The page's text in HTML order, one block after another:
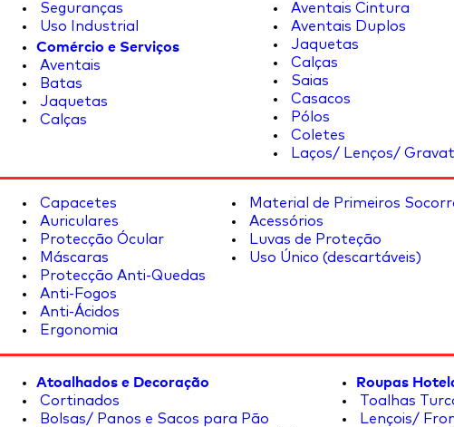
Seguranças
Uso Industrial
Comércio e Serviços
Aventais
Batas
Jaquetas
Calças
Aventais Cintura
Aventais Duplos
Jaquetas
Calças
Saias
Casacos
Pólos
Coletes
Laços/ Lenços/
Capacetes
Auriculares
Protecção Ócular
Máscaras
Protecção Anti-Quedas
Anti-Fogos
Anti-Ácidos
Ergonomia
Material de Primeiros
Acessórios
Luvas de Proteção
Uso Único (descartáveis)
Atoalhados e Decoração
Cortinados
Bolsas/ Panos e Sacos para Pão
Roupas
Toalhas
Lençois/